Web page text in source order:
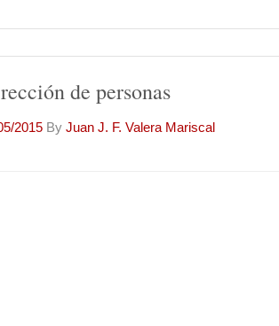
de personas
2015 By Juan J. F. Valera Mariscal